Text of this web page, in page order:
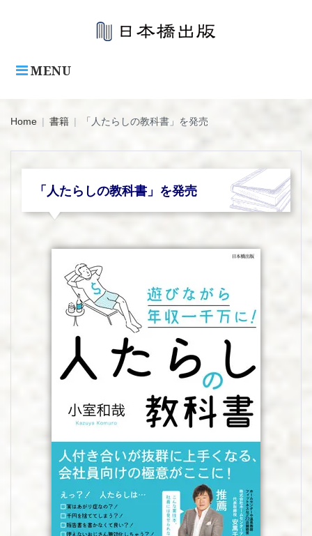
MENU
Home | 書籍 | 「人たらしの教科書」を発売
「人たらしの教科書」を発売